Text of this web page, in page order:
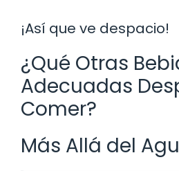
¡Así que ve despacio!
¿Qué Otras
Adecuadas
Comer?
Más Allá del